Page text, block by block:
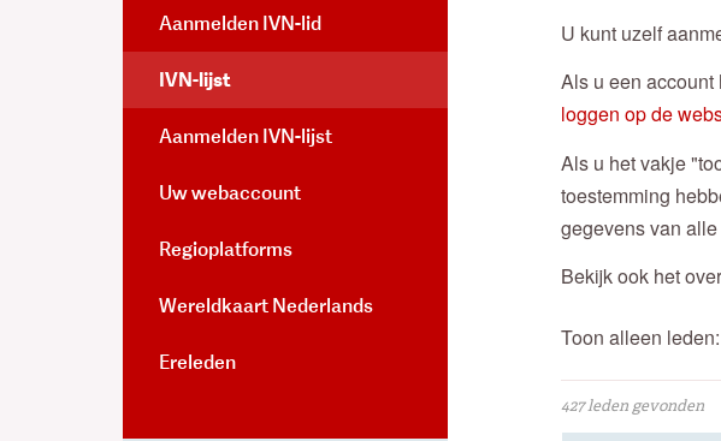
U kunt uzelf
Als u een
loggen op de
Als u het vakje
toestemming
gegevens van
Bekijk ook het
Toon alleen leden:
427 leden gevonden
Aanmelden IVN-lid
IVN-lijst
Aanmelden IVN-lijst
Uw webaccount
Regioplatforms
Wereldkaart Nederlands
Ereleden